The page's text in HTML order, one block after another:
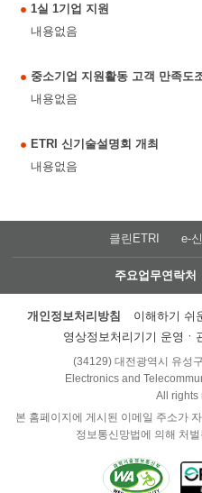
1실 1기업 지원
내용없음
중소기업 지원활동 고객 만족도
내용없음
ETRI 신기술설명회 개최
내용없음
클린ETRI e-
주요업무연락처
개인정보처리방침 이해하기 쉬
영상정보처리기기 운영ㆍ
(34129) 대전광역시 유성
Electronics and
All rights
본 홈페이지에 게시된 이메일 주소가
정보통신망법에 의해 처